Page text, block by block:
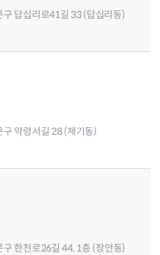
구 답십리로41길 33 (답십리동)
구 약령서길 28 (제기동)
구 한천로26길 44, 1층 (장안동)